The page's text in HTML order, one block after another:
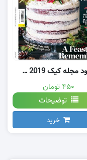
دانلود مجله کیک Cake Jan 2019
۴۵۰ تومان
توضیحات
خرید